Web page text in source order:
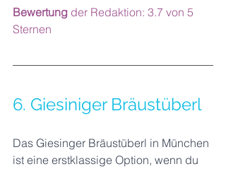
Bewertung der Redaktion: 3.7 von 5
Sternen
6. Giesiniger Bräustüberl
Das Giesinger Bräustüberl in München
ist eine erstklassige Option, wenn du